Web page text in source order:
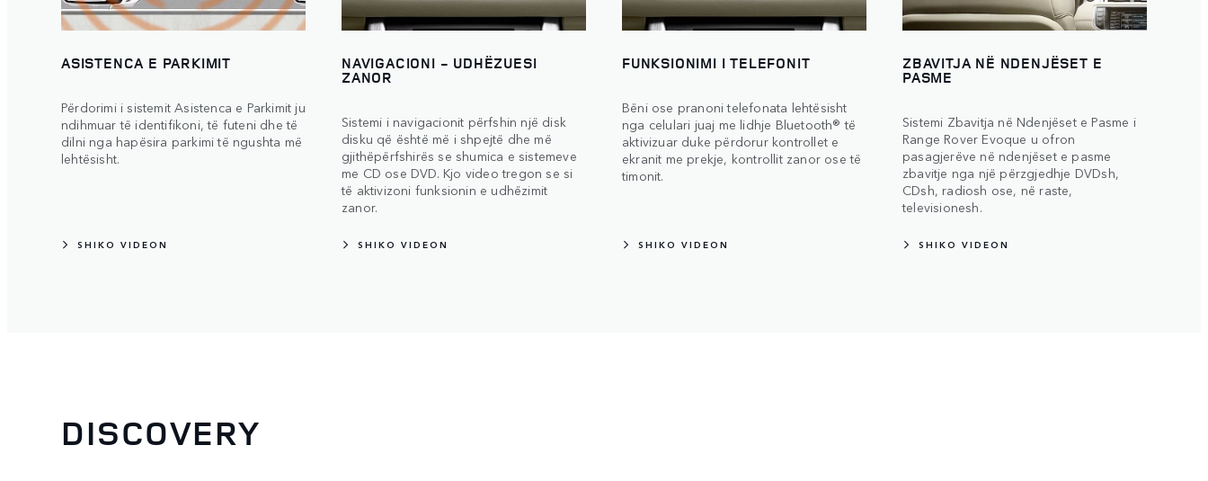
ASISTENCA E PARKIMIT
Përdorimi i sistemit Asistenca e Parkimit ju
ndihmuar të identifikoni, të futeni dhe të
dilni nga hapësira parkimi të ngushta më
lehtësisht.
SHIKO VIDEON
NAVIGACIONI - UDHËZUESI
ZANOR
Sistemi i navigacionit përfshin një disk
disku që është më i shpejtë dhe më
gjithëpërfshirës se shumica e sistemeve
me CD ose DVD. Kjo video tregon se si
të aktivizoni funksionin e udhëzimit
zanor.
SHIKO VIDEON
FUNKSIONIMI I TELEFONIT
Bëni ose pranoni telefonata lehtësisht
nga celulari juaj me lidhje Bluetooth® të
aktivizuar duke përdorur kontrollet e
ekranit me prekje, kontrollit zanor ose të
timonit.
SHIKO VIDEON
ZBAVITJA NË NDENJËSET E
PASME
Sistemi Zbavitja në Ndenjëset e Pasme i
Range Rover Evoque u ofron
pasagjerëve në ndenjëset e pasme
zbavitje nga një përzgjedhje DVDsh,
CDsh, radiosh ose, në raste,
televisionesh.
SHIKO VIDEON
DISCOVERY